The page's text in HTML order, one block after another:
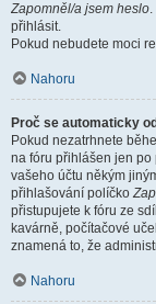
Zapomněl/a jsem heslo
přihlásit.
Pokud nebudete moci
Nahoru
Proč se automaticky
Pokud nezatrhnete
na fóru přihlášen jen po
vašeho účtu někým
přihlašování políčko
přistupujete k fóru ze
kavárně, počítačové
znamená to, že
Nahoru